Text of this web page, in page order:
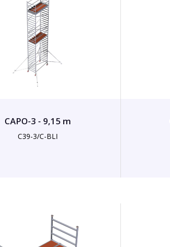
CAPO-3 - 9,15 m
C39-3/C-BLI